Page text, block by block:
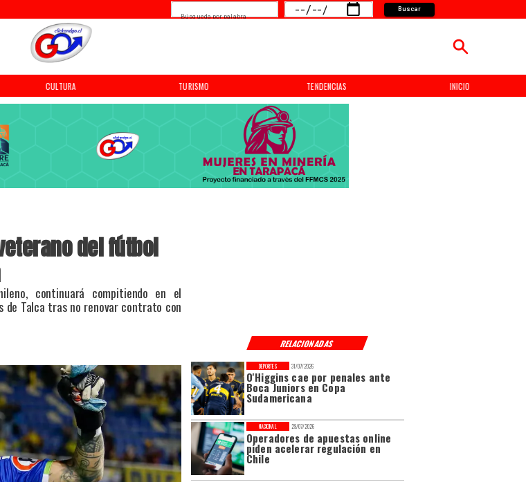
CULTURA TURISMO TENDENCIAS INICIO
Buscar
Búsqueda por palabra
del fútbol
continuará compitiendo en el
de Talca tras no renovar contrato con
RELACIONADAS
31/07/2026
O'Higgins cae por penales ante
Boca Juniors en Copa
Sudamericana
DEPORTES
29/07/2026
Operadores de apuestas online
piden acelerar regulación en
Chile
NACIONAL